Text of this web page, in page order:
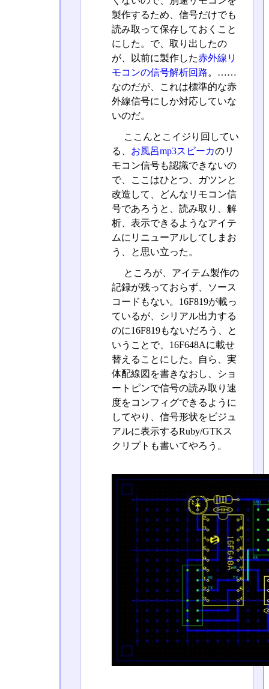
製作するため、信号だけでも
読み取って保存しておくこと
にした。で、取り出したの
が、以前に製作した赤外線リ
モコンの信号解析回路。……
なのだが、これは標準的な赤
外線信号にしか対応していな
いのだ。
ここんとこイジり回してい
る、 お風呂mp3スピーカのリ
モコン信号も認識できないの
で、ここはひとつ、ガツンと
改造して、どんなリモコン信
号であろうと、読み取り、解
析、表示できるようなアイテ
ムにリニューアルしてしまお
う、と思い立った。
ところが、アイテム製作の
記録が残っておらず、ソース
コードもない。16F819が載っ
ているが、シリアル出力する
のに16F819もないだろう、と
いうことで、16F648Aに載せ
替えることにした。自ら、実
体配線図を書きなおし、ショ
ートピンで信号の読み取り速
度をコンフィグできるように
してやり、信号形状をビジュ
アルに表示するRuby/GTKス
クリプトも書いてやろう。